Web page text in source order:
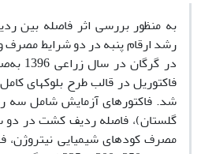
به منظور بررسی اثر فاصله بین
رشد ارقام پنبه در دو شرایط
در
فاکتوریل در قالب طرح بلوک‏های
شد. فاکتورهای آزمایش شامل سه
مصرف کودهای شیمیایی نیتروژن،